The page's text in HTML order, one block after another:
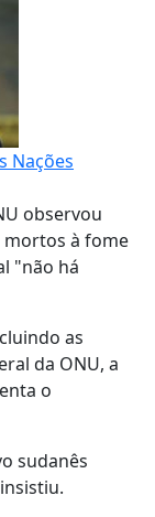
Nações
observou
mortos à fome
"não há
as
da ONU, a
o
sudanês